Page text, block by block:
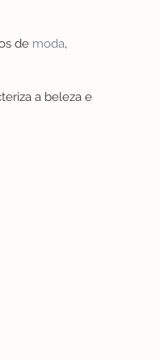
de moda,
a beleza e